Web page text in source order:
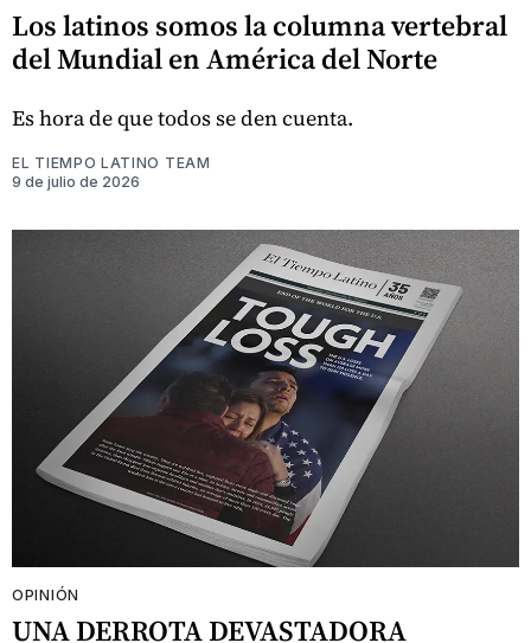
Los latinos somos la columna vertebral
del Mundial en América del Norte
Es hora de que todos se den cuenta.
EL TIEMPO LATINO TEAM
9 de julio de 2026
OPINIÓN
UNA DERROTA DEVASTADORA